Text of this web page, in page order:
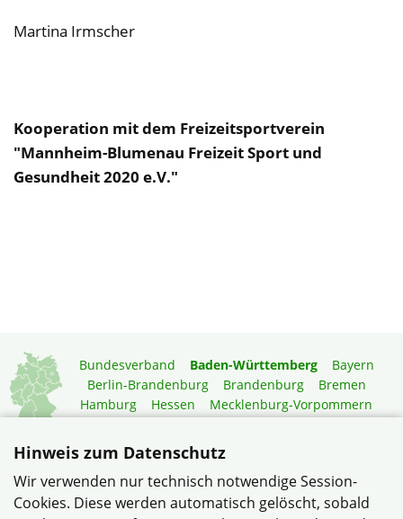
Martina Irmscher
Kooperation mit dem Freizeitsportverein
"Mannheim-Blumenau Freizeit Sport und
Gesundheit 2020 e.V."
Bundesverband Baden-Württemberg
Bayern
Berlin-Brandenburg
Brandenburg
Bremen
Hamburg
Hessen
Mecklenburg-Vorpommern
Rheinland-Pfalz
Sachsen-Anhalt
Schleswig-Holstein
Mitgliedermagazin
Gartenberatung
Hinweis zum Datenschutz
Wir verwenden nur technisch notwendige Session-
Cookies. Diese werden automatisch gelöscht, sobald